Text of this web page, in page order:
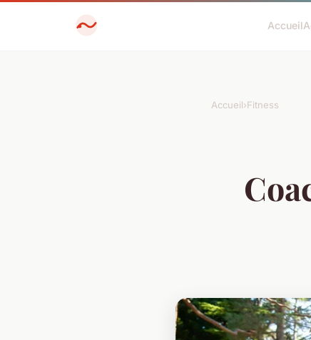
Accueil
Accueil›Fitness